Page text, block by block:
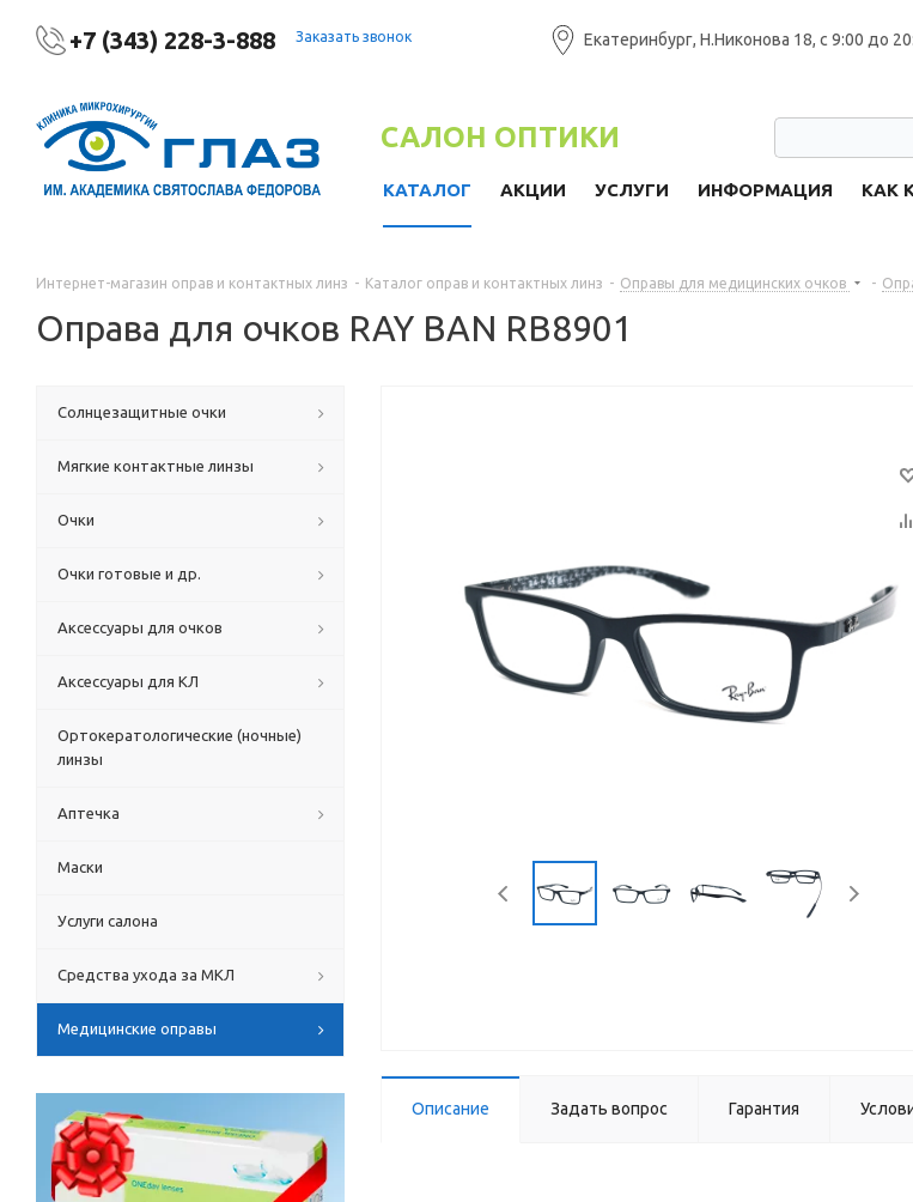
+7 (343) 228-3-888 Заказать звонок Екатеринбург, Н.Никонова 18, с 9:00 до
САЛОН ОПТИКИ
КАТАЛОГ АКЦИИ УСЛУГИ ИНФОРМАЦИЯ КАК
Интернет-магазин оправ и контактных линз - Каталог оправ и контактных линз - Оправы для медицинских очков -
Оправа для очков RAY BAN RB8901
Описание Задать вопрос Гарантия
Солнцезащитные очки
Мягкие контактные линзы
Очки
Очки готовые и др.
Аксессуары для очков
Аксессуары для КЛ
Ортокератологические (ночные)
линзы
Аптечка
Маски
Услуги салона
Средства ухода за МКЛ
Медицинские оправы